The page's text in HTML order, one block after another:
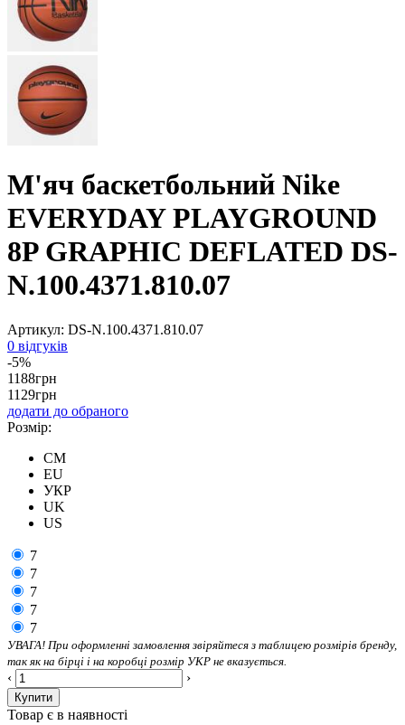
М'яч баскетбольний Nike
EVERYDAY PLAYGROUND
8P GRAPHIC DEFLATED DS-
N.100.4371.810.07
Артикул: DS-N.100.4371.810.07
0 відгуків
-5%
1188грн
1129грн
додати до обраного
Розмір:
CM
EU
УКР
UK
US
7
7
7
7
7
УВАГА! При оформленні замовлення звіряйтеся з таблицею розмірів бренду,
так як на бірці і на коробці розмір УКР не вказується.
‹ ›
Купити
Товар є в наявності